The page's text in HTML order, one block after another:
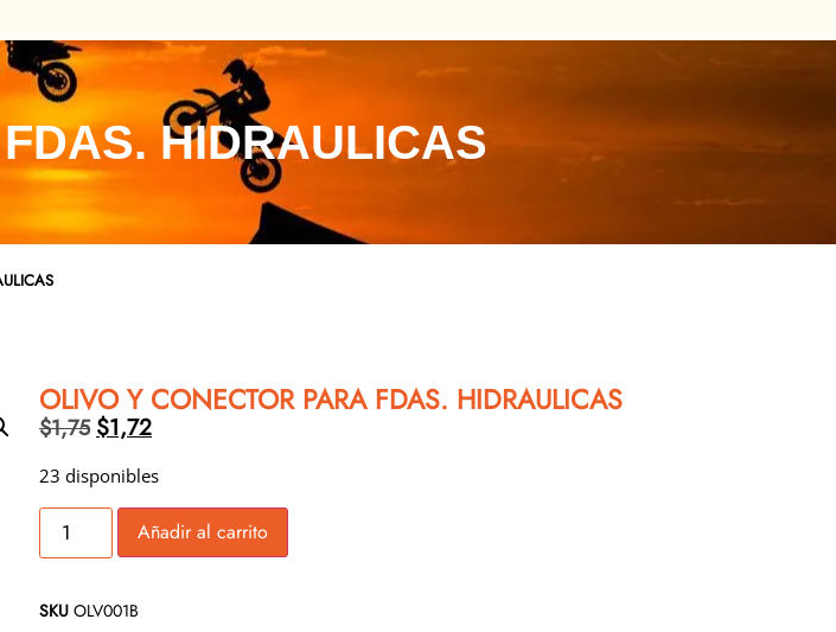
HIDRAULICAS
OLIVO Y CONECTOR PARA FDAS. HIDRAULICAS
$1,75 $1,72
23 disponibles
Añadir al carrito
SKU OLV001B